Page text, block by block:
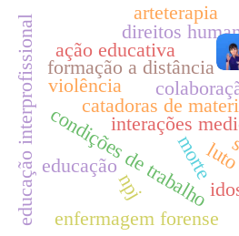
catadoras de
condições de trabalho
educação interprofissional formação a distância
ação educativa
interações
educação morte
direitos
npj
arteterapia
enfermagem forense
violência